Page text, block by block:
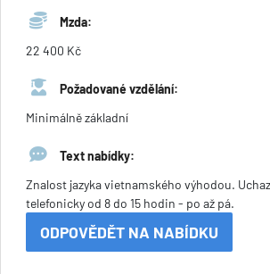
Mzda:
22 400 Kč
Požadované vzdělání:
Minimálně základní
Text nabídky:
Znalost jazyka vietnamského výhodou.
telefonicky od 8 do 15 hodin - po až pá.
ODPOVĚDĚT NA NABÍDKU